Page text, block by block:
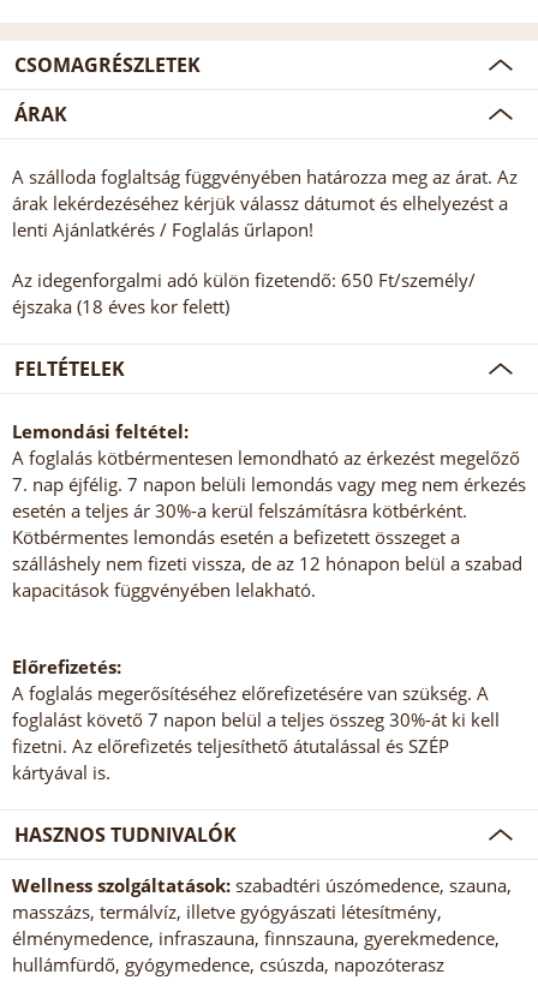
CSOMAGRÉSZLETEK
ÁRAK
A szálloda foglaltság függvényében határozza meg az árat. Az
árak lekérdezéséhez kérjük válassz dátumot és elhelyezést a
lenti Ajánlatkérés / Foglalás űrlapon!
Az idegenforgalmi adó külön fizetendő: 650 Ft/személy/
éjszaka (18 éves kor felett)
FELTÉTELEK
Lemondási feltétel:
A foglalás kötbérmentesen lemondható az érkezést megelőző
7. nap éjfélig. 7 napon belüli lemondás vagy meg nem érkezés
esetén a teljes ár 30%-a kerül felszámításra kötbérként.
Kötbérmentes lemondás esetén a befizetett összeget a
szálláshely nem fizeti vissza, de az 12 hónapon belül a szabad
kapacitások függvényében lelakható.
Előrefizetés:
A foglalás megerősítéséhez előrefizetésére van szükség. A
foglalást követő 7 napon belül a teljes összeg 30%-át ki kell
fizetni. Az előrefizetés teljesíthető átutalással és SZÉP
kártyával is.
HASZNOS TUDNIVALÓK
Wellness szolgáltatások: szabadtéri úszómedence, szauna,
masszázs, termálvíz, illetve gyógyászati létesítmény,
élménymedence, infraszauna, finnszauna, gyerekmedence,
hullámfürdő, gyógymedence, csúszda, napozóterasz